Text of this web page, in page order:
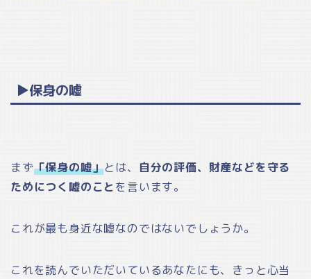
▶保身の嘘
まず「保身の嘘」とは、 自分の評価、財産などを守る
ためにつく嘘のこと を言います。
これが最も身近な嘘なのではないでしょうか。
これを読んでいただいているあなたにも、きっと心当